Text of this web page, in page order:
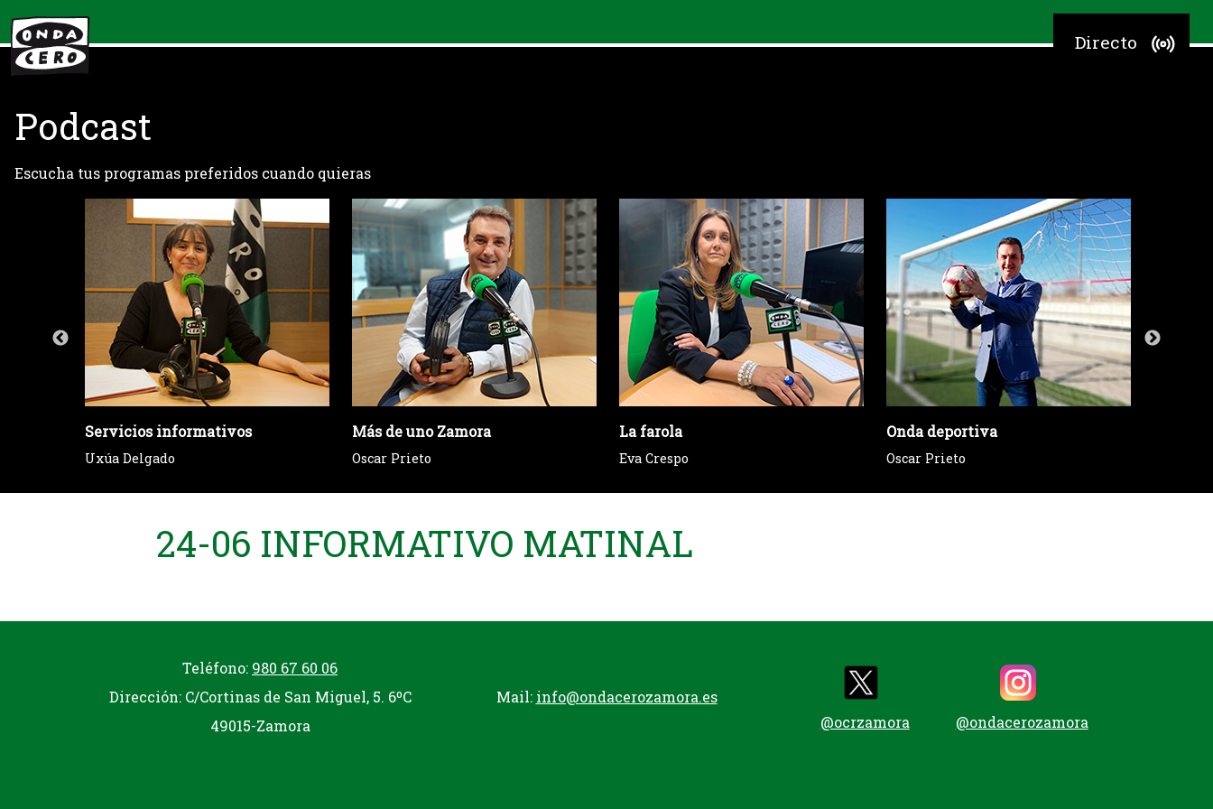
Directo
Podcast
Escucha tus programas preferidos cuando quieras
Servicios informativos
Uxúa Delgado
Más de uno Zamora
Oscar Prieto
La farola
Eva Crespo
Onda deportiva
Oscar Prieto
24-06 INFORMATIVO MATINAL
Teléfono: 980 67 60 06
Dirección: C/Cortinas de San Miguel, 5. 6ºC
49015-Zamora
Mail: info@ondacerozamora.es
@ocrzamora
@ondacerozamora